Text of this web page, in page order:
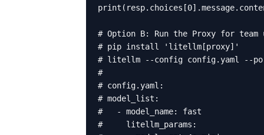
# Option B: Run the Proxy for team
# pip install 'litellm[proxy]'
# litellm --config config.yaml --
#
# config.yaml:
# model_list:
#   - model_name: fast
#     litellm_params: